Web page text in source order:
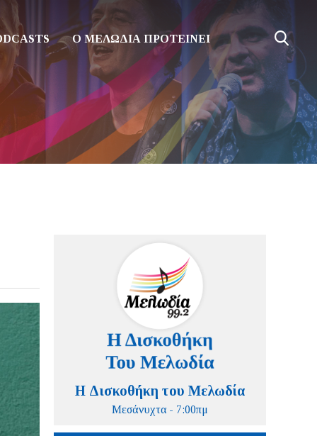
Ο ΜΕΛΩΔΙΑ ΠΡΟΤΕΙΝΕΙ
Η Δισκοθήκη του Μελωδία
Μεσάνυχτα - 7:00πμ